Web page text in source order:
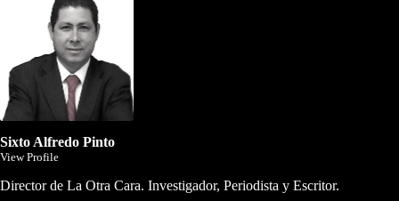
Sixto Alfredo Pinto
View Profile
Director de La Otra Cara. Investigador, Periodista y Escritor.